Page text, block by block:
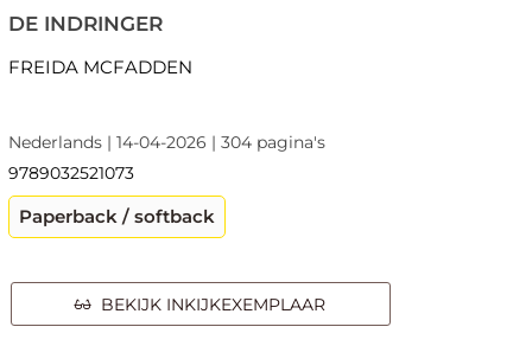
DE INDRINGER
FREIDA MCFADDEN
Nederlands | 14-04-2026 | 304 pagina's
9789032521073
Paperback / softback
BEKIJK INKIJKEXEMPLAAR